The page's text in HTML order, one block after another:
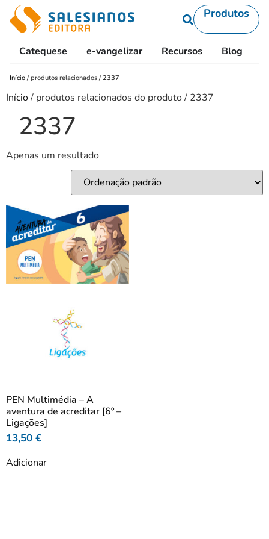
Produtos
Catequese e-vangelizar Recursos Blog
Início /produtos relacionados /2337
Início/ produtos relacionados do produto / 2337
2337
Apenas um resultado
PEN Multimédia – A
aventura de acreditar [6º –
Ligações]
13,50 €
Adicionar